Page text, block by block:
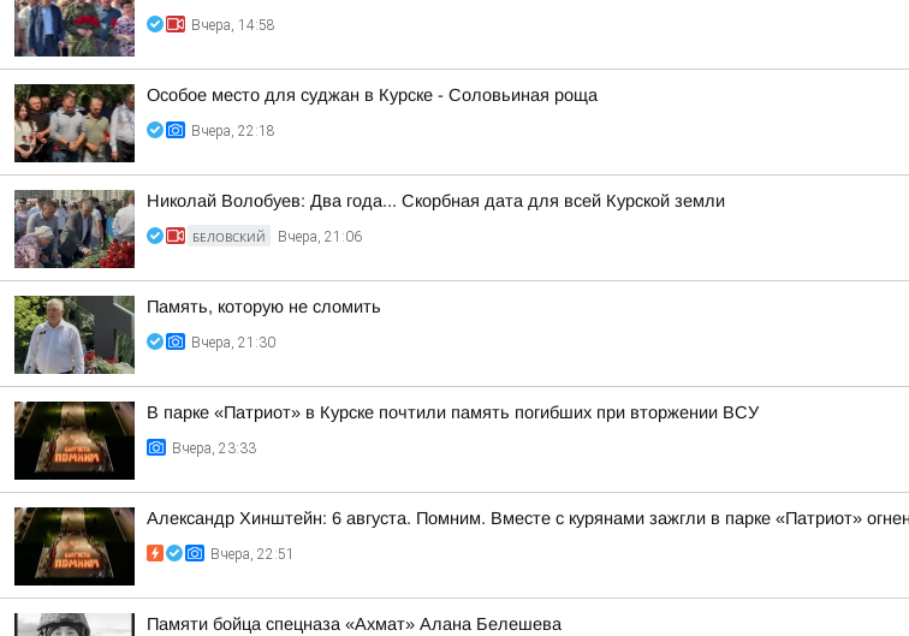
Вчера, 14:58
Особое место для суджан в Курске - Соловьиная роща
Вчера, 22:18
Николай Волобуев: Два года... Скорбная дата для всей Курской земли
БЕЛОВСКИЙ Вчера, 21:06
Память, которую не сломить
Вчера, 21:30
В парке «Патриот» в Курске почтили память погибших при вторжении ВСУ
Вчера, 23:33
Александр Хинштейн: 6 августа. Помним. Вместе с курянами зажгли в парке «Патриот»
Вчера, 22:51
Памяти бойца спецназа «Ахмат» Алана Белешева